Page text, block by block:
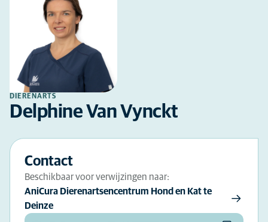
DIERENARTS
Delphine Van Vynckt
Contact
Beschikbaar voor verwijzingen naar:
AniCura Dierenartsencentrum Hond en Kat te
Deinze